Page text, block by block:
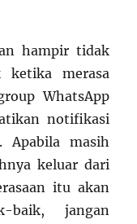
hampir tidak
ketika merasa
WhatsApp
notifikasi
Apabila masih
keluar dari
itu akan
baik, jangan